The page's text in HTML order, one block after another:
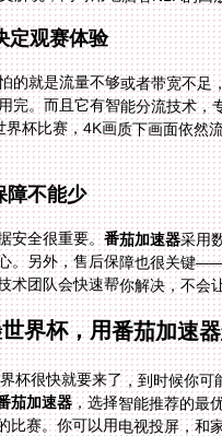
定观赛体验
的就是流量不够或者带宽不足
障不能少
安全很重要。番茄加速器采用
。另外，售后保障也很关键
术团队会快速帮你解决，不会
界杯，用番茄加速
杯很快就要来了，到时候你
茄加速器，选择智能推荐的最
畅观看所有场次的比赛。你